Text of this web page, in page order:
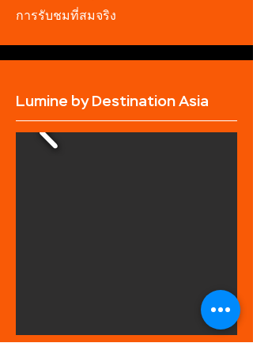
การรับชมที่สมจริง
Lumine by Destination Asia